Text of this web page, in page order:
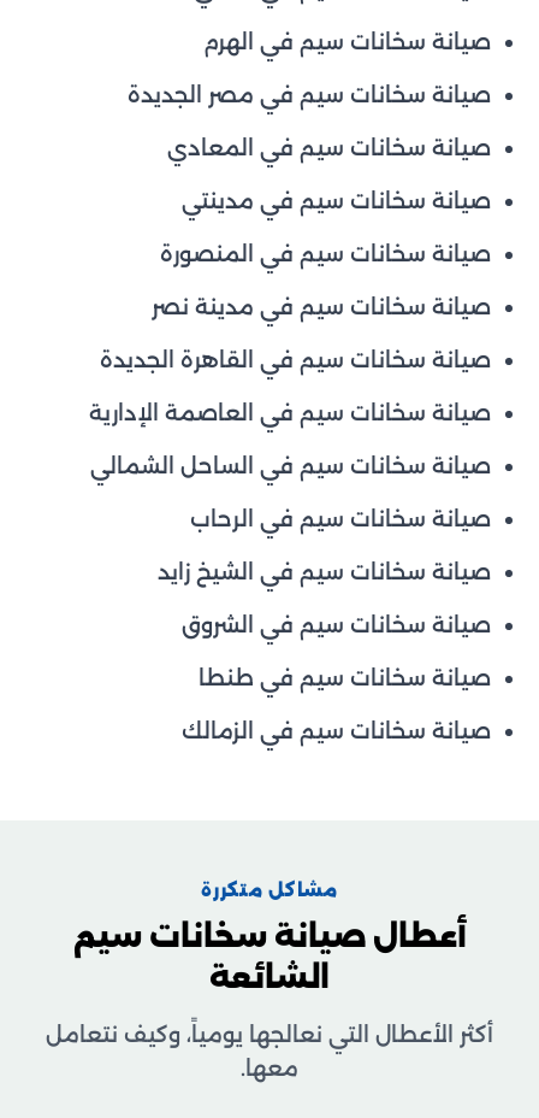
صيانة سخانات سيم في الهرم
صيانة سخانات سيم في مصر الجديدة
صيانة سخانات سيم في المعادي
صيانة سخانات سيم في مدينتي
صيانة سخانات سيم في المنصورة
صيانة سخانات سيم في مدينة نصر
صيانة سخانات سيم في القاهرة الجديدة
صيانة سخانات سيم في العاصمة الإدارية
صيانة سخانات سيم في الساحل الشمالي
صيانة سخانات سيم في الرحاب
صيانة سخانات سيم في الشيخ زايد
صيانة سخانات سيم في الشروق
صيانة سخانات سيم في طنطا
صيانة سخانات سيم في الزمالك
مشاكل متكررة
أعطال صيانة سخانات سيم
الشائعة
أكثر الأعطال التي نعالجها يومياً، وكيف نتعامل
معها.